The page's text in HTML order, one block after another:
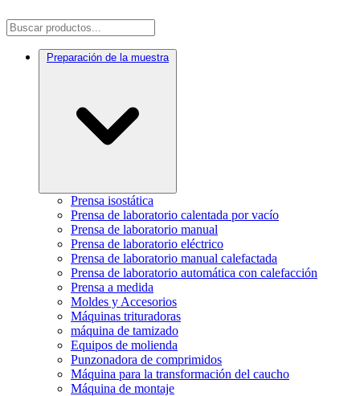
Preparación de la muestra
Prensa isostática
Prensa de laboratorio calentada por vacío
Prensa de laboratorio manual
Prensa de laboratorio eléctrico
Prensa de laboratorio manual calefactada
Prensa de laboratorio automática con calefacción
Prensa a medida
Moldes y Accesorios
Máquinas trituradoras
máquina de tamizado
Equipos de molienda
Punzonadora de comprimidos
Máquina para la transformación del caucho
Máquina de montaje